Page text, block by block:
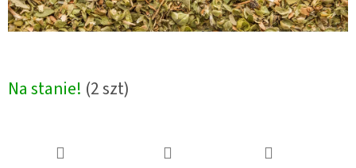
Na stanie! (2 szt)